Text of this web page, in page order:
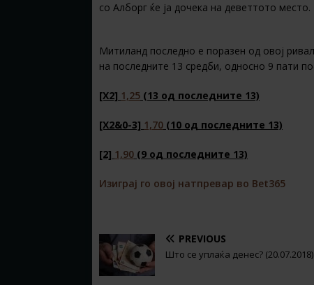
со Алборг ќе ја дочека на деветтото место.
Митиланд последно е поразен од овој
на последните 13 средби, односно 9 пати
[X2] 1,25 (13 од последните 13)
[X2&0-3] 1,70 (10 од последните 13)
[2] 1,90 (9 од последните 13)
Изиграј го овој натпревар во Bet365
PREVIOUS
Што се уплаќа денес? (20.07.2018)